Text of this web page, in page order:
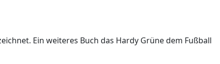
Ein weiteres Buch das Hardy Grüne dem Fußball